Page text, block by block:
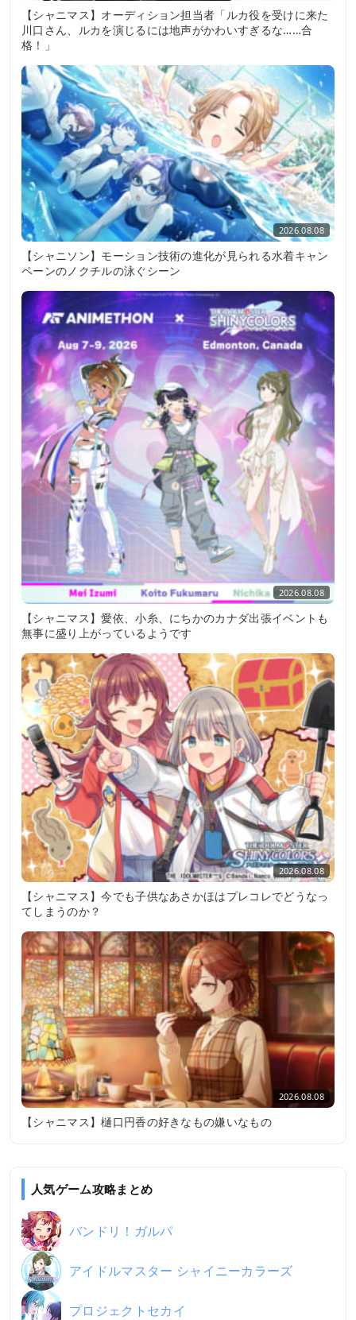
【シャニマス】オーディション担当者「ルカ役を受けに来た
川口さん、ルカを演じるには地声がかわいすぎるな……合
格！」
2026.08.08
【シャニソン】モーション技術の進化が見られる水着キャン
ペーンのノクチルの泳ぐシーン
2026.08.08
【シャニマス】愛依、小糸、にちかのカナダ出張イベントも
無事に盛り上がっているようです
2026.08.08
【シャニマス】今でも子供なあさかほはプレコレでどうなっ
てしまうのか？
2026.08.08
【シャニマス】樋口円香の好きなもの嫌いなもの
人気ゲーム攻略まとめ
バンドリ！ガルパ
アイドルマスター シャイニーカラーズ
プロジェクトセカイ